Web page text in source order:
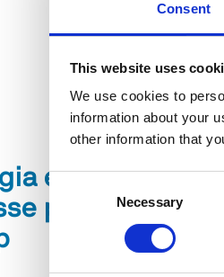
Consent
This website uses
We use cookies to
information about your
other information that
Consent
Selection
Necessary
entre HSD
para DA